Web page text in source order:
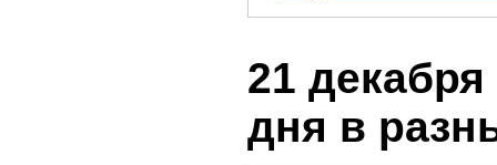
21 декабря
дня в